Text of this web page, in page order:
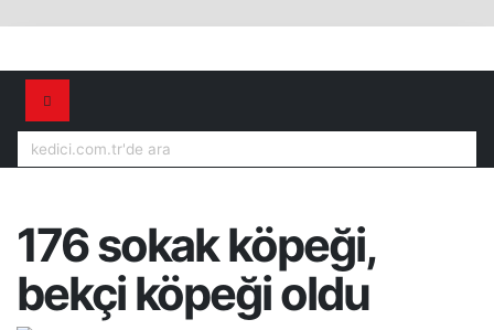
176 sokak köpeği,
bekçi köpeği oldu